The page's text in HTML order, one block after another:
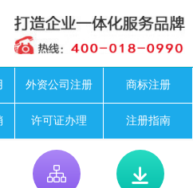
外资公司注册 商标注册
许可证办理 注册指南
 